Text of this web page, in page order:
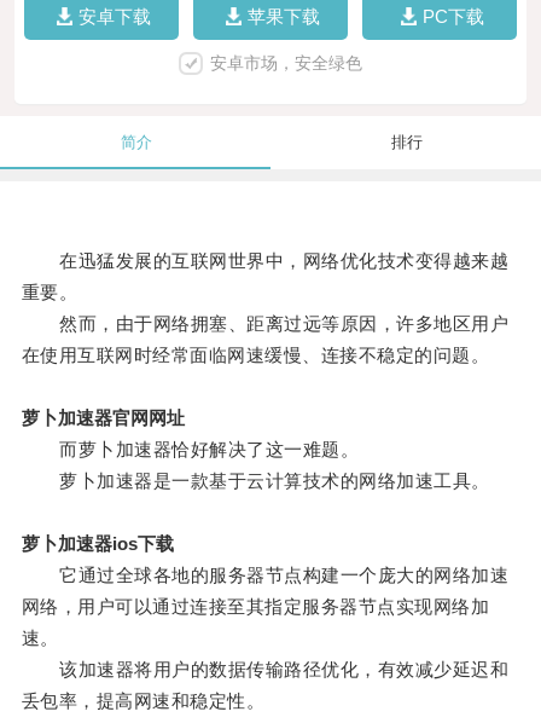
安卓下载 苹果下载 PC下载
安卓市场，安全绿色
简介 排行
在迅猛发展的互联网世界中，网络优化技术变得越来越
重要。
然而，由于网络拥塞、距离过远等原因，许多地区用户
在使用互联网时经常面临网速缓慢、连接不稳定的问题。
萝卜加速器官网网址
而萝卜加速器恰好解决了这一难题。
萝卜加速器是一款基于云计算技术的网络加速工具。
萝卜加速器ios下载
它通过全球各地的服务器节点构建一个庞大的网络加速
网络，用户可以通过连接至其指定服务器节点实现网络加
速。
该加速器将用户的数据传输路径优化，有效减少延迟和
丢包率，提高网速和稳定性。